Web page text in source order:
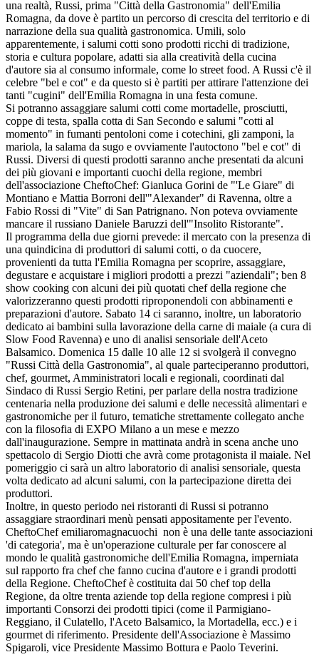
una realtà, Russi, prima "Città della Gastronomia" dell'Emilia
Romagna, da dove è partito un percorso di crescita del territorio e di
narrazione della sua qualità gastronomica. Umili, solo
apparentemente, i salumi cotti sono prodotti ricchi di tradizione,
storia e cultura popolare, adatti sia alla creatività della cucina
d'autore sia al consumo informale, come lo street food. A Russi c'è il
celebre "bel e cot" e da questo si è partiti per attirare l'attenzione dei
tanti "cugini" dell'Emilia Romagna in una festa comune.
Si potranno assaggiare salumi cotti come mortadelle, prosciutti,
coppe di testa, spalla cotta di San Secondo e salumi "cotti al
momento" in fumanti pentoloni come i cotechini, gli zamponi, la
mariola, la salama da sugo e ovviamente l'autoctono "bel e cot" di
Russi. Diversi di questi prodotti saranno anche presentati da alcuni
dei più giovani e importanti cuochi della regione, membri
dell'associazione CheftoChef: Gianluca Gorini de "'Le Giare" di
Montiano e Mattia Borroni dell'"Alexander" di Ravenna, oltre a
Fabio Rossi di "Vite" di San Patrignano. Non poteva ovviamente
mancare il russiano Daniele Baruzzi dell'"Insolito Ristorante".
Il programma della due giorni prevede: il mercato con la presenza di
una quindicina di produttori di salumi cotti, o da cuocere,
provenienti da tutta l'Emilia Romagna per scoprire, assaggiare,
degustare e acquistare i migliori prodotti a prezzi "aziendali"; ben 8
show cooking con alcuni dei più quotati chef della regione che
valorizzeranno questi prodotti riproponendoli con abbinamenti e
preparazioni d'autore. Sabato 14 ci saranno, inoltre, un laboratorio
dedicato ai bambini sulla lavorazione della carne di maiale (a cura di
Slow Food Ravenna) e uno di analisi sensoriale dell'Aceto
Balsamico. Domenica 15 dalle 10 alle 12 si svolgerà il convegno
"Russi Città della Gastronomia", al quale parteciperanno produttori,
chef, gourmet, Amministratori locali e regionali, coordinati dal
Sindaco di Russi Sergio Retini, per parlare della nostra tradizione
centenaria nella produzione dei salumi e delle necessità alimentari e
gastronomiche per il futuro, tematiche strettamente collegato anche
con la filosofia di EXPO Milano a un mese e mezzo
dall'inaugurazione. Sempre in mattinata andrà in scena anche uno
spettacolo di Sergio Diotti che avrà come protagonista il maiale. Nel
pomeriggio ci sarà un altro laboratorio di analisi sensoriale, questa
volta dedicato ad alcuni salumi, con la partecipazione diretta dei
produttori.
Inoltre, in questo periodo nei ristoranti di Russi si potranno
assaggiare straordinari menù pensati appositamente per l'evento.
CheftoChef emiliaromagnacuochi non è una delle tante associazioni
'di categoria', ma è un'operazione culturale per far conoscere al
mondo le qualità gastronomiche dell'Emilia Romagna, imperniata
sul rapporto fra chef che fanno cucina d'autore e i grandi prodotti
della Regione. CheftoChef è costituita dai 50 chef top della
Regione, da oltre trenta aziende top della regione compresi i più
importanti Consorzi dei prodotti tipici (come il Parmigiano-
Reggiano, il Culatello, l'Aceto Balsamico, la Mortadella, ecc.) e i
gourmet di riferimento. Presidente dell'Associazione è Massimo
Spigaroli, vice Presidente Massimo Bottura e Paolo Teverini.